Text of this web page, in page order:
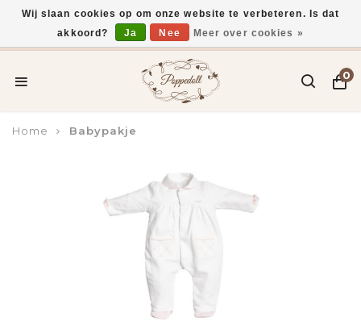
Voor 15:00 uur besteld, vandaag verzonden*
0
Home Babypakje
Wij slaan cookies op om onze website te verbeteren. Is dat
akkoord?
Ja Nee Meer over cookies »